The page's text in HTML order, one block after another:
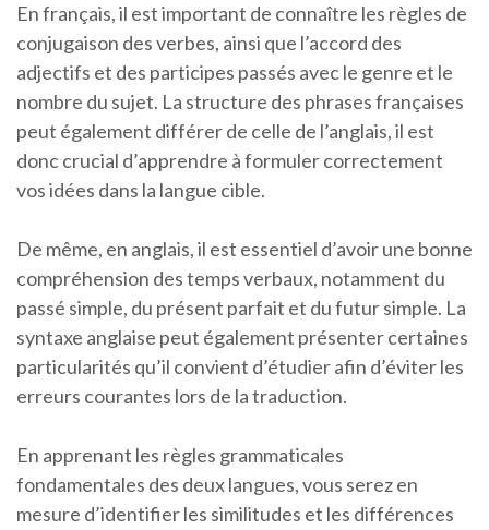
En français, il est important de connaître les règles de
conjugaison des verbes, ainsi que l’accord des
adjectifs et des participes passés avec le genre et le
nombre du sujet. La structure des phrases françaises
peut également différer de celle de l’anglais, il est
donc crucial d’apprendre à formuler correctement
vos idées dans la langue cible.
De même, en anglais, il est essentiel d’avoir une bonne
compréhension des temps verbaux, notamment du
passé simple, du présent parfait et du futur simple. La
syntaxe anglaise peut également présenter certaines
particularités qu’il convient d’étudier afin d’éviter les
erreurs courantes lors de la traduction.
En apprenant les règles grammaticales
fondamentales des deux langues, vous serez en
mesure d’identifier les similitudes et les différences